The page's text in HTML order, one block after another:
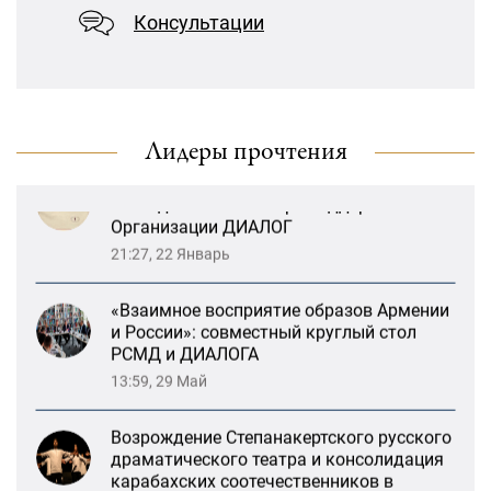
Консультации
Лидеры прочтения
карабахских соотечественников в
Ереване
свою деятельность при поддержке
Организации ДИАЛОГ
«Взаимное восприятие образов Армении
и России»: совместный круглый стол
13:59, 29 Май
Возрождение Степанакертского русского
Ереване
13:47, 26 Январь